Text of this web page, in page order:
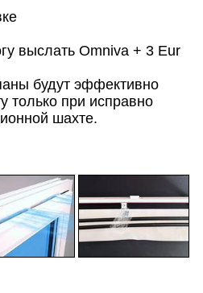
выслать Omniva + 3 Eur
будут эффективно
только при исправно
шахте.